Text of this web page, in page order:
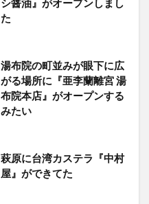
シ醤油』がオープンしまし
た
湯布院の町並みが眼下に広
がる場所に『亜李蘭離宮 湯
布院本店』がオープンする
みたい
萩原に台湾カステラ『中村
屋』ができてた